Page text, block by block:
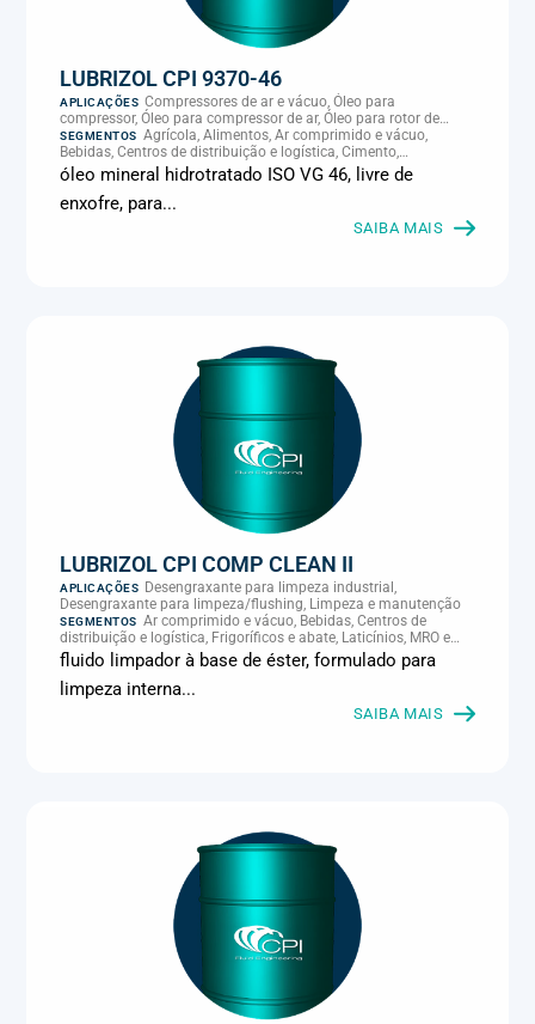
LUBRIZOL CPI 9370-46
APLICAÇÕES Compressores de ar e vácuo, Óleo para
compressor, Óleo para compressor de ar, Óleo para rotor de
compressor, Refrigeração, climatização e compressores
SEGMENTOS Agrícola, Alimentos, Ar comprimido e vácuo,
Bebidas, Centros de distribuição e logística, Cimento,
Climatização e HVAC, Data center, Eletroeletrônica, Embalagens
e latas, Energia (geração), Eólico, Farmacêutica e cosmética,
Frigoríficos e abate, Laticínios, Madeira e móveis,
Metalmecânica, Metalurgia e fundição, Mineração, MRO e
manutenção industrial, Naval e portuário, Panificação, Papel e
óleo mineral hidrotratado ISO VG 46, livre de
enxofre, para...
SAIBA MAIS
LUBRIZOL CPI COMP CLEAN II
APLICAÇÕES
Desengraxante para limpeza industrial,
Desengraxante para limpeza/flushing, Limpeza e manutenção
SEGMENTOS Ar comprimido e vácuo, Bebidas, Centros de
distribuição e logística, Frigoríficos e abate, Laticínios, MRO e
manutenção industrial
fluido limpador à base de éster, formulado para
limpeza interna...
SAIBA MAIS